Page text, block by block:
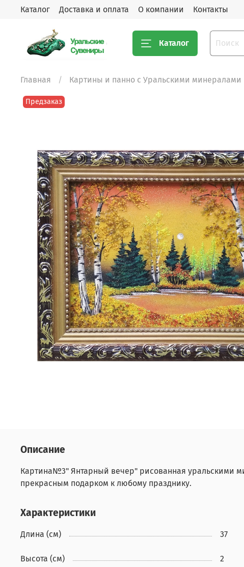
Каталог Доставка и оплата О компании Контакты
Каталог
Главная Картины и панно с Уральскими минералами
Предзаказ
Описание
Картина№3" Янтарный вечер" рисованная уральскими
прекрасным подарком к любому празднику.
Характеристики
Длина (см) 37
Высота (см) 2